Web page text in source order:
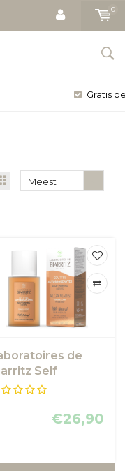
0
€ 50
Meest
de
Self
Drops
€26,90